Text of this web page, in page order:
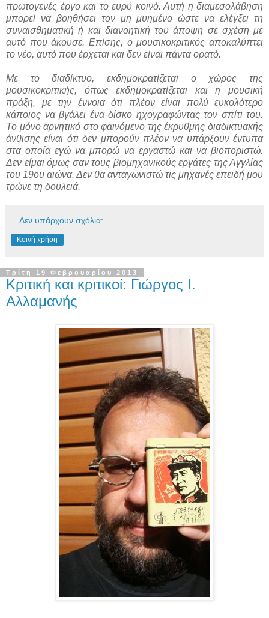
πρωτογενές έργο και το ευρύ κοινό. Αυτή η διαμεσολάβηση
μπορεί να βοηθήσει τον μη μυημένο ώστε να ελέγξει τη
συναισθηματική ή και διανοητική του άποψη σε σχέση με
αυτό που άκουσε. Επίσης, ο μουσικοκριτικός αποκαλύπτει
το νέο, αυτό που έρχεται και δεν είναι πάντα ορατό.
Με το διαδίκτυο, εκδημοκρατίζεται ο χώρος της
μουσικοκριτικής, όπως εκδημοκρατίζεται και η μουσική
πράξη, με την έννοια ότι πλέον είναι πολύ ευκολότερο
κάποιος να βγάλει ένα δίσκο ηχογραφώντας τον σπίτι του.
Το μόνο αρνητικό στο φαινόμενο της έκρυθμης διαδικτυακής
άνθισης είναι ότι δεν μπορούν πλέον να υπάρξουν έντυπα
στα οποία εγώ να μπορώ να εργαστώ και να βιοποριστώ.
Δεν είμαι όμως σαν τους βιομηχανικούς εργάτες της Αγγλίας
του 19ου αιώνα. Δεν θα ανταγωνιστώ τις μηχανές επειδή μου
τρώνε τη δουλειά.
Δεν υπάρχουν σχόλια:
Κοινή χρήση
Τρίτη 19 Φεβρουαρίου 2013
Κριτική και κριτικοί: Γιώργος Ι.
Αλλαμανής